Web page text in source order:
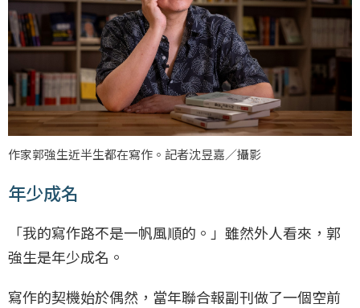
作家郭強生近半生都在寫作。記者沈昱嘉／攝影
年少成名
「我的寫作路不是一帆風順的。」雖然外人看來，郭
強生是年少成名。
寫作的契機始於偶然，當年聯合報副刊做了一個空前